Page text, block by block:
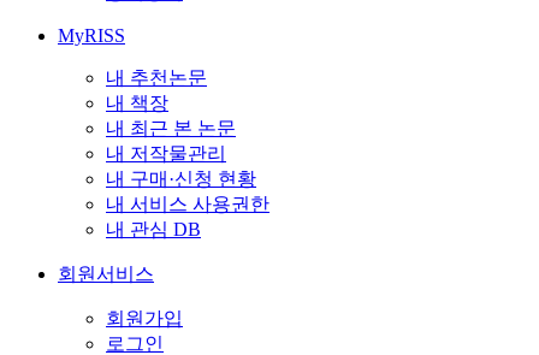
MyRISS
내 추천논문
내 책장
내 최근 본 논문
내 저작물관리
내 구매·신청 현황
내 서비스 사용권한
내 관심 DB
회원서비스
회원가입
로그인